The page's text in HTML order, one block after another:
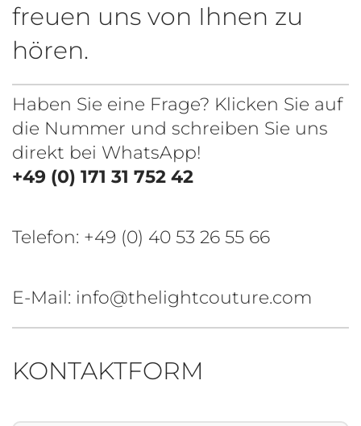
freuen uns von Ihnen zu
hören.
Haben Sie eine Frage? Klicken Sie auf
die Nummer und schreiben Sie uns
direkt bei WhatsApp!
+49 (0) 171 31 752 42
Telefon: +49 (0) 40 53 26 55 66
E-Mail: info@thelightcouture.com
KONTAKTFORM